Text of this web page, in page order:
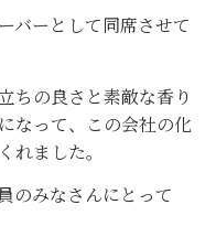
バーとして同席させて
ちの良さと素敵な香り
なって、この会社の化
れました。
のみなさんにとって